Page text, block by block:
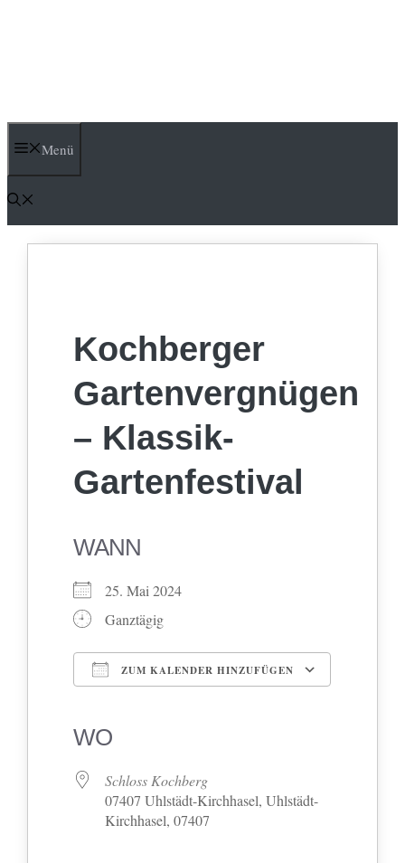
Menü
Kochberger
Gartenvergnügen
– Klassik-
Gartenfestival
WANN
25. Mai 2024
Ganztägig
ZUM KALENDER HINZUFÜGEN
WO
Schloss Kochberg
07407 Uhlstädt-Kirchhasel, Uhlstädt-
Kirchhasel, 07407